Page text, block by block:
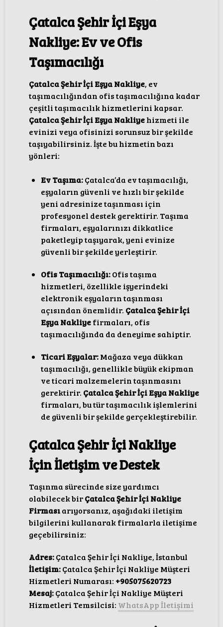
Çatalca Şehir İçi Eşya
Nakliye: Ev ve Ofis
Taşımacılığı
Çatalca Şehir İçi Eşya Nakliye, ev
taşımacılığından ofis taşımacılığına kadar
çeşitli taşımacılık hizmetlerini kapsar.
Çatalca Şehir İçi Eşya Nakliyehizmeti ile
evinizi veya ofisinizi sorunsuz bir şekilde
taşıyabilirsiniz. İşte bu hizmetin bazı
yönleri:
Ev Taşıma:Çatalca’da ev taşımacılığı,
eşyaların güvenli ve hızlı bir şekilde
yeni adresinize taşınması için
profesyonel destek gerektirir. Taşıma
firmaları, eşyalarınızı dikkatlice
paketleyip taşıyarak, yeni evinize
güvenli bir şekilde yerleştirir.
Ofis Taşımacılığı:Ofis taşıma
hizmetleri, özellikle işyerindeki
elektronik eşyaların taşınması
açısından önemlidir. Çatalca Şehir İçi
Eşya Nakliyefirmaları, ofis
taşımacılığında da deneyime sahiptir.
Ticari Eşyalar:Mağaza veya dükkan
taşımacılığı, genellikle büyük ekipman
ve ticari malzemelerin taşınmasını
gerektirir. Çatalca Şehir İçi Eşya Nakliye
firmaları, bu tür taşımacılık işlemlerini
de güvenli bir şekilde gerçekleştirebilir.
Çatalca Şehir İçi Nakliye
İçin İletişim ve Destek
Taşınma sürecinde size yardımcı
olabilecek birÇatalca Şehir İçi Nakliye
Firmasıarıyorsanız, aşağıdaki iletişim
bilgilerini kullanarak firmalarla iletişime
geçebilirsiniz:
Adres:Çatalca Şehir İçi Nakliye, İstanbul
İletişim:Çatalca Şehir İçi Nakliye Müşteri
Hizmetleri Numarası: +905075620723
Mesaj:Çatalca Şehir İçi Nakliye Müşteri
Hizmetleri Temsilcisi: WhatsApp İletişimi